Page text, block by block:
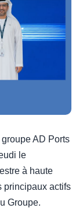
AD Ports
le
à haute
principaux actifs
Groupe.